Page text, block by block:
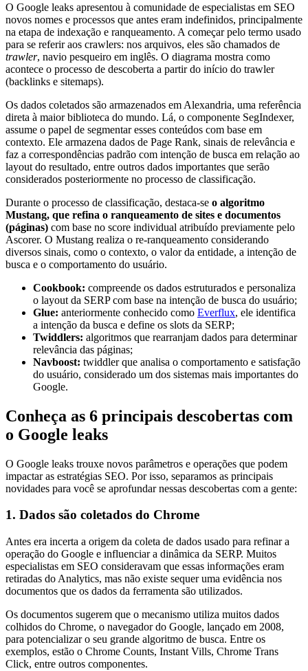
O Google leaks apresentou à comunidade de especialistas em SEO
novos nomes e processos que antes eram indefinidos, principalmente
na etapa de indexação e ranqueamento. A começar pelo termo usado
para se referir aos crawlers: nos arquivos, eles são chamados de
trawler, navio pesqueiro em inglês. O diagrama mostra como
acontece o processo de descoberta a partir do início do trawler
(backlinks e sitemaps).
Os dados coletados são armazenados em Alexandria, uma referência
direta à maior biblioteca do mundo. Lá, o componente SegIndexer,
assume o papel de segmentar esses conteúdos com base em
contexto. Ele armazena dados de Page Rank, sinais de relevância e
faz a correspondências padrão com intenção de busca em relação ao
layout do resultado, entre outros dados importantes que serão
considerados posteriormente no processo de classificação.
Durante o processo de classificação, destaca-se o algoritmo
Mustang, que refina o ranqueamento de sites e documentos
(páginas) com base no score individual atribuído previamente pelo
Ascorer. O Mustang realiza o re-ranqueamento considerando
diversos sinais, como o contexto, o valor da entidade, a intenção de
busca e o comportamento do usuário.
Cookbook: compreende os dados estruturados e personaliza
o layout da SERP com base na intenção de busca do usuário;
Glue: anteriormente conhecido como Everflux, ele identifica
a intenção da busca e define os slots da SERP;
Twiddlers: algoritmos que rearranjam dados para determinar
relevância das páginas;
Navboost: twiddler que analisa o comportamento e satisfação
do usuário, considerado um dos sistemas mais importantes do
Google.
Conheça as 6 principais descobertas com
o Google leaks
O Google leaks trouxe novos parâmetros e operações que podem
impactar as estratégias SEO. Por isso, separamos as principais
novidades para você se aprofundar nessas descobertas com a gente:
1. Dados são coletados do Chrome
Antes era incerta a origem da coleta de dados usado para refinar a
operação do Google e influenciar a dinâmica da SERP. Muitos
especialistas em SEO consideravam que essas informações eram
retiradas do Analytics, mas não existe sequer uma evidência nos
documentos que os dados da ferramenta são utilizados.
Os documentos sugerem que o mecanismo utiliza muitos dados
colhidos do Chrome, o navegador do Google, lançado em 2008,
para potencializar o seu grande algoritmo de busca. Entre os
exemplos, estão o Chrome Counts, Instant Vills, Chrome Trans
Click, entre outros componentes.